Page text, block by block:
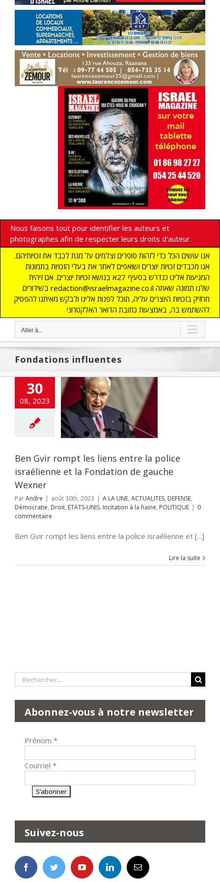
Nous faisons tout pour identifier les auteurs et
photographes afin de respecter leurs droits d'auteur.
אנו עושים הכל כדי לזהות סופרים וצלמים על מנת לכבד את זכויותיהם.
אנו מכבדים זכויות יוצרים ושואפים לאתר את בעלי הזכויות בתמונות
המגיעות אלינו כנדרש בסעיף 27א בנושא זכויות יוצרים. אם זיהית
בשידורים redaction@israelmagazine.co.il שלנו תמונה שאתה
מחזיק בזכויות היוצרים עליה, תוכל לפנות אלינו ולבקש מאיתנו להפסיק
להשתמש בה, באמצעות כתובת הדואר האלקטרוני
Aller à...
Fondations influentes
30
08, 2023
rompt les
la police
et la
de gauche
ACTUALITES
Ben Gvir rompt les liens entre la police
israélienne et la Fondation de gauche
Wexner
ParAndre | août 30th, 2023 | A LA UNE, ACTUALITES, DEFENSE,
Démocratie, Droit, ETATS-UNIS, Incitation à la haine, POLITIQUE | 0
commentaire
Ben Gvir rompt les liens entre la police israélienne et [...]
Lire la suite
Rechercher:
Abonnez-vous à notre newsletter
Prénom *
Courriel *
Suivez-nous